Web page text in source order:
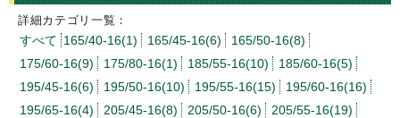
詳細カテゴリ一覧：
すべて 165/40-16(1) 165/45-16(6)
165/50-16(8)
175/60-16(9)
175/80-16(1) 185/55-16(10)
185/60-16(5)
195/45-16(6)
195/50-16(10) 195/55-16(15)
195/60-16(16)
195/65-16(4)
205/45-16(8) 205/50-16(6)
205/55-16(19)